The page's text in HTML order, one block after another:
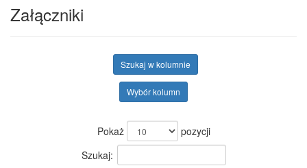
Załączniki
Szukaj w kolumnie
Wybór kolumn
Pokaż
pozycji
Szukaj: